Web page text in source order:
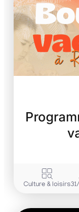
Culture & loisirs